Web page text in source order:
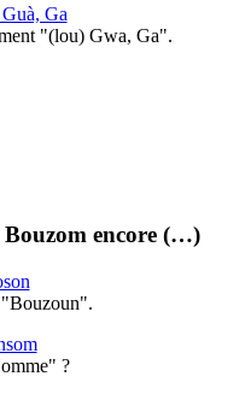
Ga
"(lou) Gwa, Ga".
Bouzom encore (…)
?